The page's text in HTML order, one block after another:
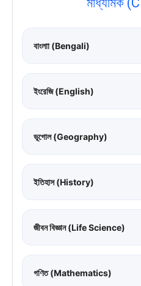
বাংলাা (Bengali)
ইংরেজি (English)
ভূগোল (Geography)
ইতিহাস (History)
জীবন বিজ্ঞান (Life Science)
গণিত (Mathematics)